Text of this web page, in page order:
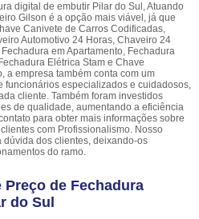
digital de embutir Pilar do Sul, Atuando
Gilson é a opção mais viável, já que
Canivete de Carros Codificadas,
Automotivo 24 Horas, Chaveiro 24
em Apartamento, Fechadura
Elétrica Stam e Chave
a empresa também conta com um
funcionários especializados e cuidadosos,
cliente. Também foram investidos
de qualidade, aumentando a eficiência
para obter mais informações sobre
com Profissionalismo. Nosso
dos clientes, deixando-os
do ramo.
de Fechadura
do Sul